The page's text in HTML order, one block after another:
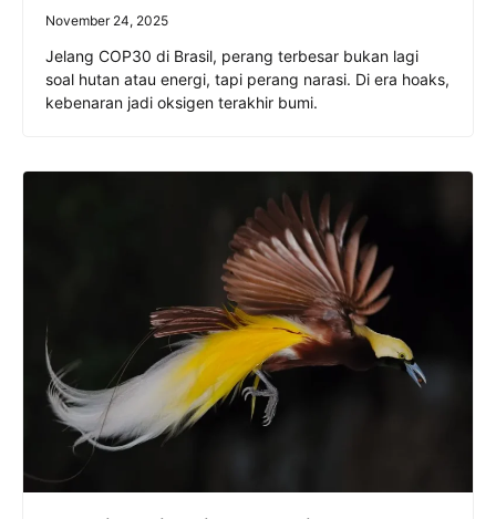
November 24, 2025
Jelang COP30 di Brasil, perang terbesar bukan lagi
soal hutan atau energi, tapi perang narasi. Di era hoaks,
kebenaran jadi oksigen terakhir bumi.